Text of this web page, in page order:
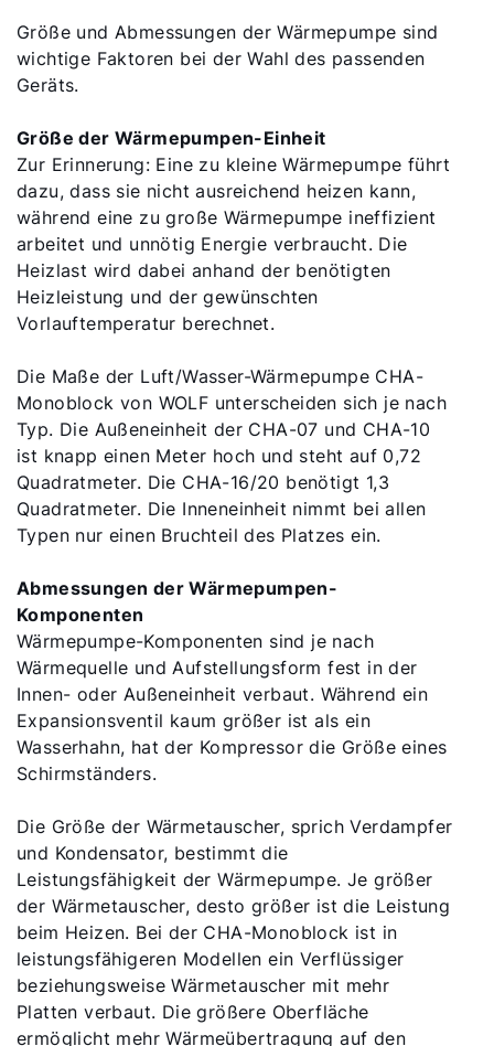
Größe und Abmessungen der Wärmepumpe sind
wichtige Faktoren bei der Wahl des passenden
Geräts.
Größe der Wärmepumpen-Einheit
Zur Erinnerung: Eine zu kleine Wärmepumpe führt
dazu, dass sie nicht ausreichend heizen kann,
während eine zu große Wärmepumpe ineffizient
arbeitet und unnötig Energie verbraucht. Die
Heizlast wird dabei anhand der benötigten
Heizleistung und der gewünschten
Vorlauftemperatur berechnet.
Die Maße der Luft/Wasser-Wärmepumpe CHA-
Monoblock von WOLF unterscheiden sich je nach
Typ. Die Außeneinheit der CHA-07 und CHA-10
ist knapp einen Meter hoch und steht auf 0,72
Quadratmeter. Die CHA-16/20 benötigt 1,3
Quadratmeter. Die Inneneinheit nimmt bei allen
Typen nur einen Bruchteil des Platzes ein.
Abmessungen der Wärmepumpen-
Komponenten
Wärmepumpe-Komponenten sind je nach
Wärmequelle und Aufstellungsform fest in der
Innen- oder Außeneinheit verbaut. Während ein
Expansionsventil kaum größer ist als ein
Wasserhahn, hat der Kompressor die Größe eines
Schirmständers.
Die Größe der Wärmetauscher, sprich Verdampfer
und Kondensator, bestimmt die
Leistungsfähigkeit der Wärmepumpe. Je größer
der Wärmetauscher, desto größer ist die Leistung
beim Heizen. Bei der CHA-Monoblock ist in
leistungsfähigeren Modellen ein Verflüssiger
beziehungsweise Wärmetauscher mit mehr
Platten verbaut. Die größere Oberfläche
ermöglicht mehr Wärmeübertragung auf den